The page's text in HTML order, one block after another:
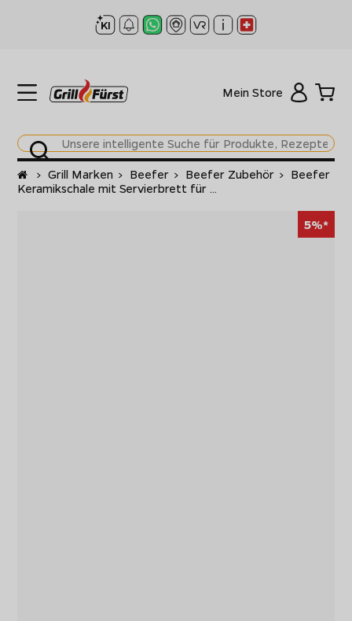
Mein Store
Startseite
> Grill Marken > Beefer > Beefer Zubehör > Beefer
Keramikschale mit Servierbrett für ...
5%*